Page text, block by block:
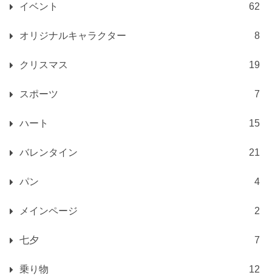
イベント 62
オリジナルキャラクター 8
クリスマス 19
スポーツ 7
ハート 15
バレンタイン 21
パン 4
メインページ 2
七夕 7
乗り物 12